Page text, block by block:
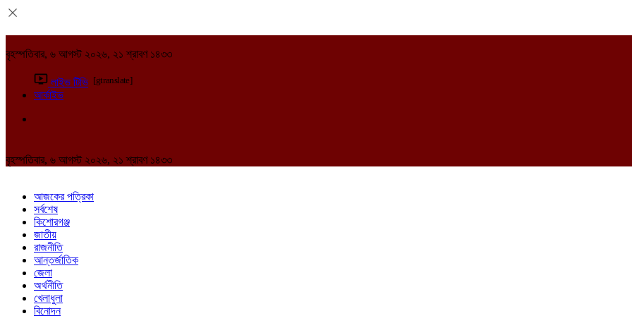
বৃহস্পতিবার, ৬ আগস্ট ২০২৬, ২১ শ্রাবণ ১৪৩৩
লাইভ টিভি [gtranslate]
আর্কাইভ
বৃহস্পতিবার, ৬ আগস্ট ২০২৬, ২১ শ্রাবণ ১৪৩৩
আজকের পত্রিকা
সর্বশেষ
কিশোরগঞ্জ
জাতীয়
রাজনীতি
আন্তর্জাতিক
জেলা
অর্থনীতি
খেলাধুলা
বিনোদন